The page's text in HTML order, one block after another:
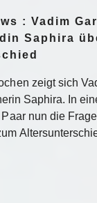
: Vadim
Saphira
zeigt sich
Saphira. In
nun die